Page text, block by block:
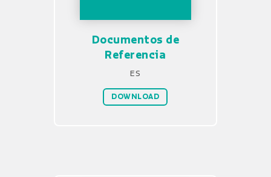
Documentos de
Referencia
ES
DOWNLOAD